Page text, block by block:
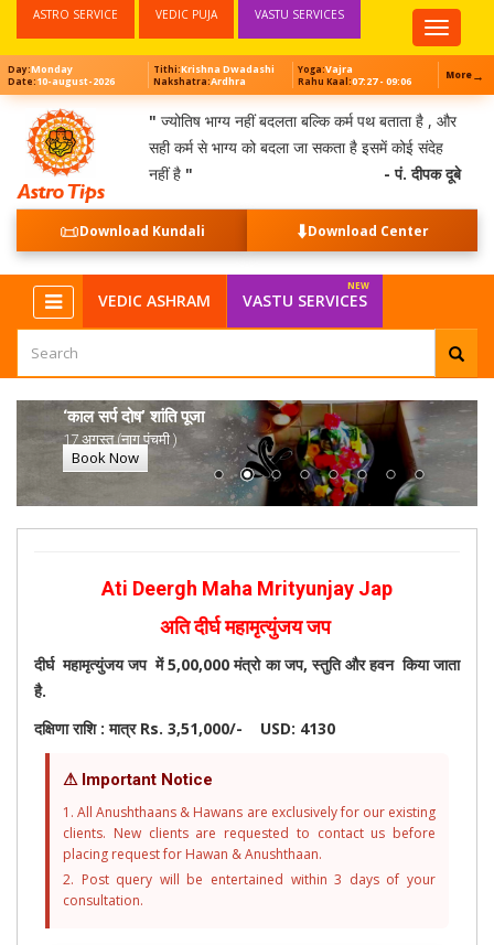
Top
Menu
ASTRO SERVICE VEDIC PUJA VASTU SERVICES
Day:Monday
Date:10-august-2026
Tithi:Krishna Dwadashi
Nakshatra:Ardhra
Yoga:Vajra
Rahu Kaal:07:27 - 09:06 More→
" ज्योतिष भाग्य नहीं बदलता बल्कि कर्म पथ बताता है , और
सही कर्म से भाग्य को बदला जा सकता है इसमें कोई संदेह
नहीं है " - पं. दीपक दूबे
📜Download Kundali ⬇️Download Center
VEDIC ASHRAM VASTU SERVICES
‘काल सर्प दोष’ शांति पूजा
17 अगस्त (नाग पंचमी )
Book Now
Ati Deergh Maha Mrityunjay Jap
अति दीर्घ महामृत्युंजय जप
दीर्घ महामृत्युंजय जप में 5,00,000 मंत्रो का जप, स्तुति और हवन किया जाता
है.
दक्षिणा राशि : मात्र Rs. 3,51,000/- USD: 4130
⚠ Important Notice
1. All Anushthaans & Hawans are exclusively for our existing
clients. New clients are requested to contact us before
placing request for Hawan & Anushthaan.
2. Post query will be entertained within 3 days of your
consultation.